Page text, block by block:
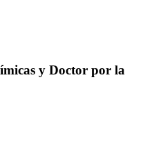
y Doctor por la